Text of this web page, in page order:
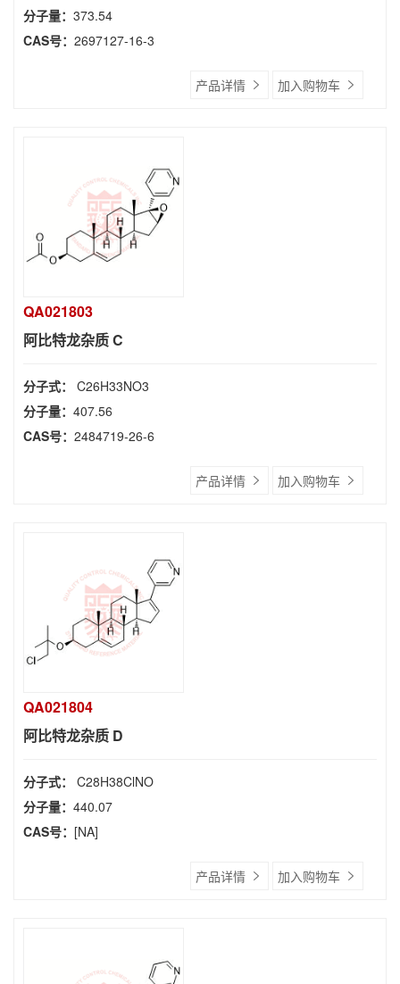
分子量： 373.54
CAS号： 2697127-16-3
产品详情 加入购物车
QA021803
阿比特龙杂质 C
分子式： C26H33NO3
分子量： 407.56
CAS号： 2484719-26-6
产品详情 加入购物车
QA021804
阿比特龙杂质 D
分子式： C28H38ClNO
分子量： 440.07
CAS号： [NA]
产品详情 加入购物车